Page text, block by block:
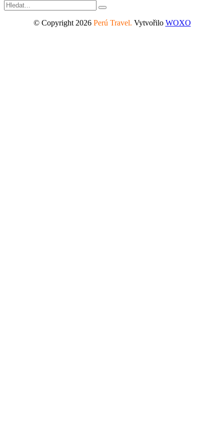
© Copyright 2026 Perú Travel. Vytvořilo WOXO